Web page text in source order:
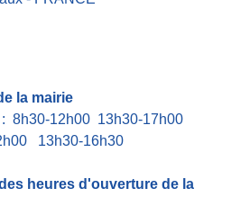
la mairie
8h30-12h00 13h30-17h00
13h30-16h30
heures d'ouverture de la